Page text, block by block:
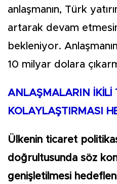
anlaşmanın, Türk
artarak devam
bekleniyor.
10 milyar dolara
ANLAŞMALARIN İKİLİ
KOLAYLAŞTIRMASI
Ülkenin ticaret
doğrultusunda söz
genişletilmesi